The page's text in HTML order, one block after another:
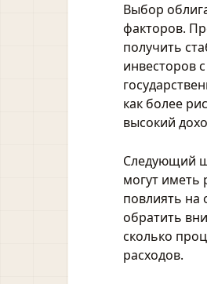
Выбор
факторов.
получить
инвесторов
как более
высокий
Следующий
могут иметь
повлиять на
обратить
сколько
расходов.